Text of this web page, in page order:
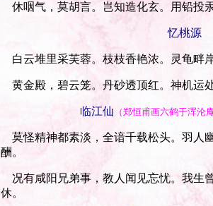
休咽气，莫胡言。岂知造化玄。用铅投
忆桃源
白云堆里采芙蓉。枝枝香艳浓。灵龟畔
黄金殿，碧云笼。丹砂透顶红。神机运
临江仙 （郑恒甫画六鹤于浑沦
莫怪精神都素淡，全谙千载松头。羽人
酬。
况有咸阳兄弟事，教人闻见忘忧。我生
休。